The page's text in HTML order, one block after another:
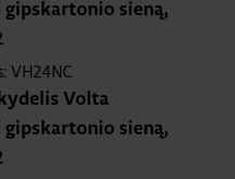
sieną,
VH24NC
Volta
sieną,